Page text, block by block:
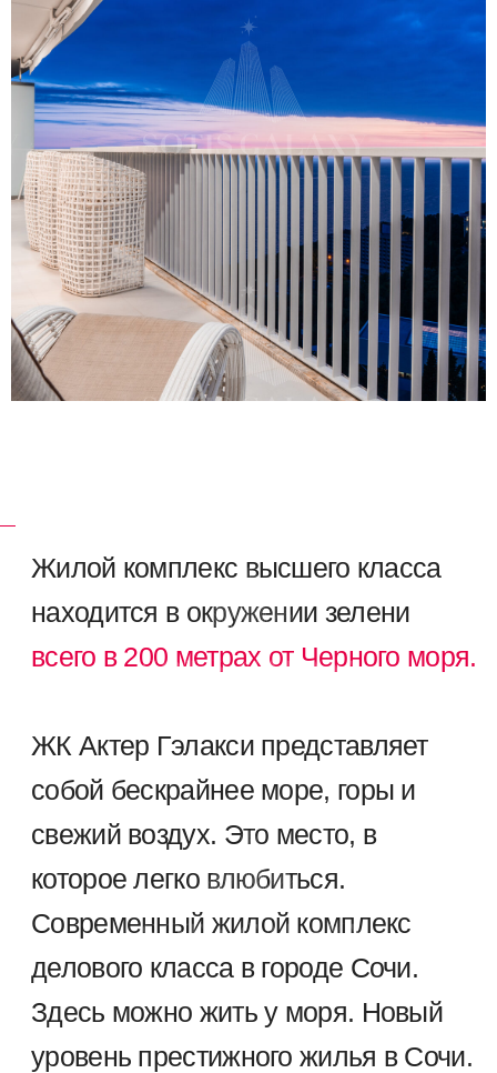
Здесь можно жить у моря. Новый
уровень престижного жилья в Сочи.
идеально сочетает в себе
удобство и доступность,
предоставляя исключительные
возможности длякомфортного
МОРСКОЙ
SKY
ГОРНОЛЫЖНЫЙ КУРОРТ